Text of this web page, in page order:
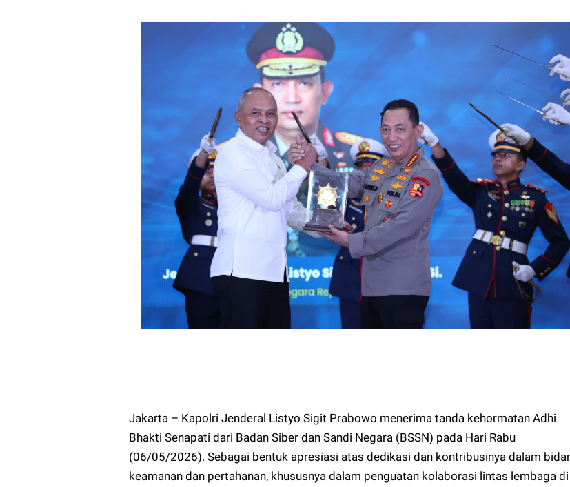
Jakarta – Kapolri Jenderal Listyo Sigit Prabowo menerima tanda kehormatan Adhi
Bhakti Senapati dari Badan Siber dan Sandi Negara (BSSN) pada Hari Rabu
(06/05/2026). Sebagai bentuk apresiasi atas dedikasi dan kontribusinya dalam
keamanan dan pertahanan, khususnya dalam penguatan kolaborasi lintas lembaga di